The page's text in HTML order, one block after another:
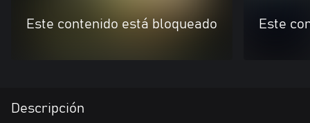
Este contenido está bloqueado Este
Descripción